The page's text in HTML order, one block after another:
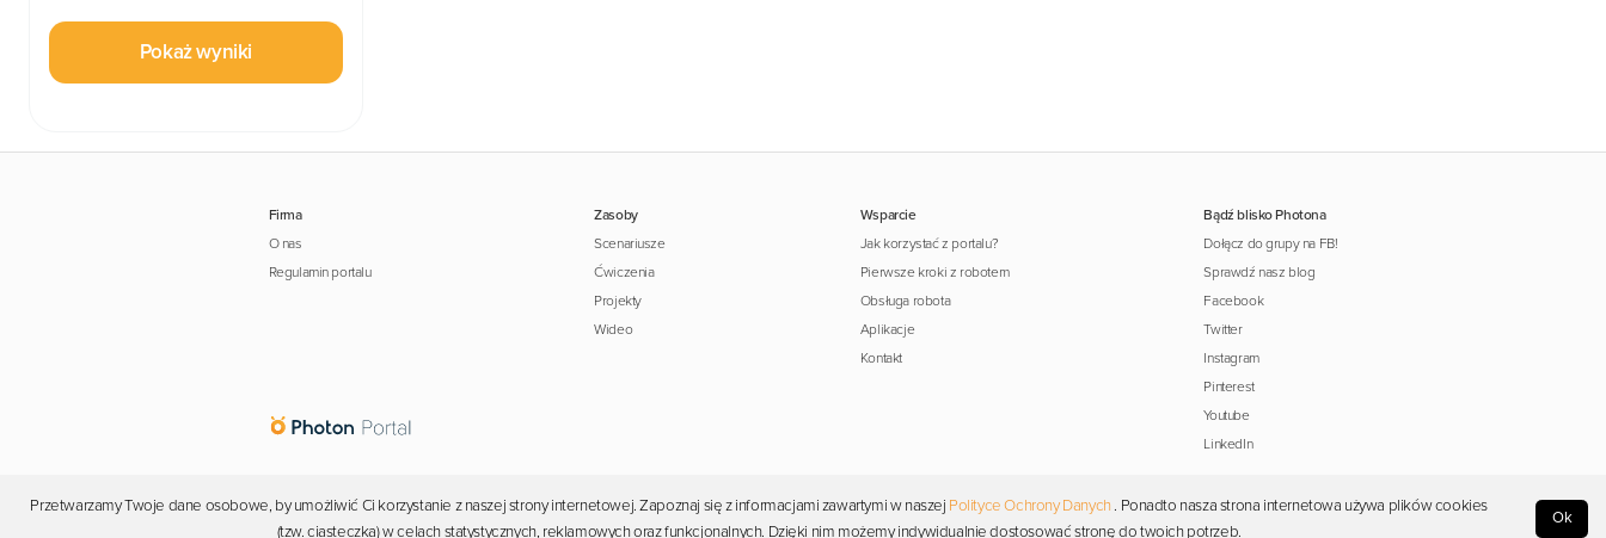
Pokaż wyniki
Firma
O nas
Regulamin portalu
Zasoby
Scenariusze
Ćwiczenia
Projekty
Wideo
Wsparcie
Jak korzystać z portalu?
Pierwsze kroki z robotem
Obsługa robota
Aplikacje
Kontakt
Bądź blisko Photona
Dołącz do grupy na FB!
Sprawdź nasz blog
Facebook
Twitter
Instagram
Pinterest
Youtube
LinkedIn
Copyright © 2026 Photon. Wszelkie prawa zastrzeżone.
Przetwarzamy Twoje dane osobowe, by umożliwić Ci korzystanie z naszej strony internetowej. Zapoznaj się z informacjami zawartymi w naszej Polityce Ochrony Danych . Ponadto nasza strona internetowa używa plików cookies
(tzw. ciasteczka) w celach statystycznych, reklamowych oraz funkcjonalnych. Dzięki nim możemy indywidualnie dostosować stronę do twoich potrzeb.
Ok